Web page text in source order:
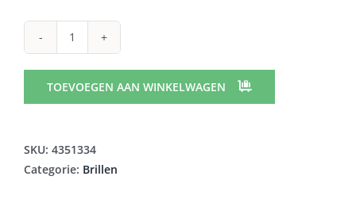
PHARMAGLASSES
GREY/BLUE
aantal
TOEVOEGEN AAN WINKELWAGEN
SKU: 4351334
Categorie: Brillen